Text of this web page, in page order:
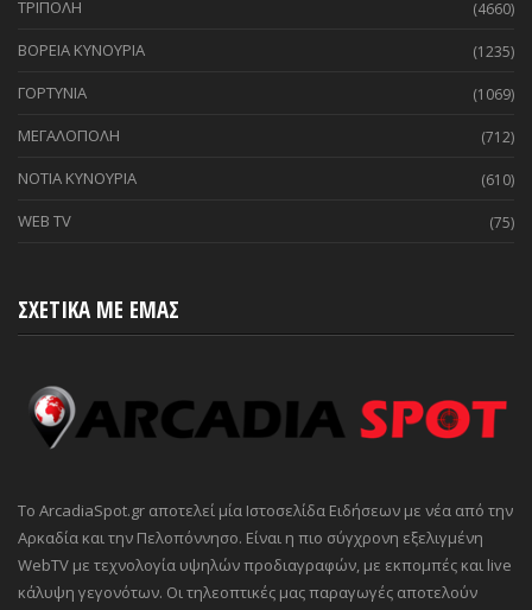
ΤΡΙΠΟΛΗ (4660)
ΒΟΡΕΙΑ ΚΥΝΟΥΡΙΑ (1235)
ΓΟΡΤΥΝΙΑ (1069)
ΜΕΓΑΛΟΠΟΛΗ (712)
ΝΟΤΙΑ ΚΥΝΟΥΡΙΑ (610)
WEB TV (75)
ΣΧΕΤΙΚΑ ΜΕ ΕΜΑΣ
Το ArcadiaSpot.gr αποτελεί μία Ιστοσελίδα Ειδήσεων με νέα από την
Αρκαδία και την Πελοπόννησο. Είναι η πιο σύγχρονη εξελιγμένη
WebTV με τεχνολογία υψηλών προδιαγραφών, με εκπομπές και live
κάλυψη γεγονότων. Οι τηλεοπτικές μας παραγωγές αποτελούν